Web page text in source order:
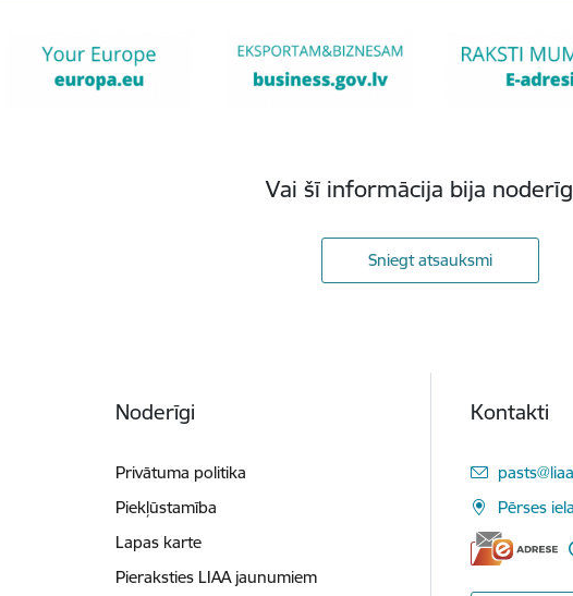
Vai šī informācija bija
Sniegt atsauksmi
Noderīgi
Privātuma politika
Piekļūstamība
Lapas karte
Pieraksties LIAA jaunumiem
Kontakti
E-pasts:
Pērses